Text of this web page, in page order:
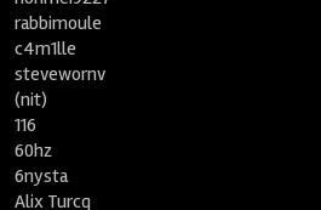
rabbimoule
c4m1lle
stevewornv
(nit)
116
60hz
6nysta
Alix Turcq